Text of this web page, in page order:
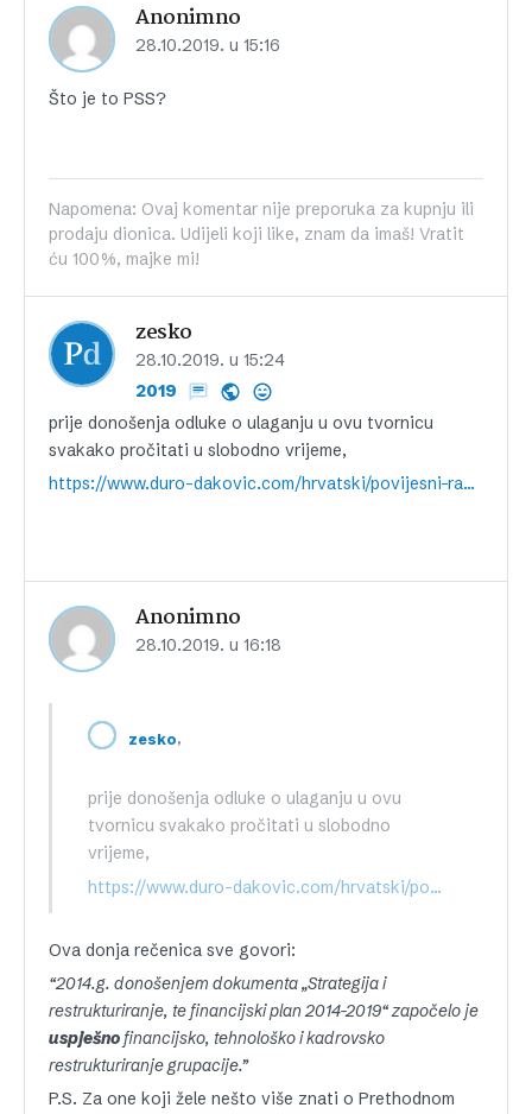
Anonimno
28.10.2019. u 15:16
Što je to PSS?
Napomena: Ovaj komentar nije preporuka za kupnju ili
prodaju dionica. Udijeli koji like, znam da imaš! Vratit
ću 100%, majke mi!
zesko
28.10.2019. u 15:24
2019
prije donošenja odluke o ulaganju u ovu tvornicu
svakako pročitati u slobodno vrijeme,
https://www.duro-dakovic.com/hrvatski/povijesni-razvoj_20/
Anonimno
28.10.2019. u 16:18
zesko,
prije donošenja odluke o ulaganju u ovu
tvornicu svakako pročitati u slobodno
vrijeme,
https://www.duro-dakovic.com/hrvatski/povijesni-razvoj_20/
Ova donja rečenica sve govori:
“2014.g. donošenjem dokumenta „Strategija i
restrukturiranje, te financijski plan 2014-2019“ započelo je
uspješnofinancijsko, tehnološko i kadrovsko
restrukturiranje grupacije.”
P.S. Za one koji žele nešto više znati o Prethodnom